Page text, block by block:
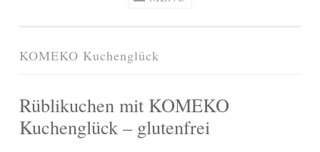
KOMEKO Kuchenglück
Rüblikuchen mit KOMEKO
Kuchenglück – glutenfrei